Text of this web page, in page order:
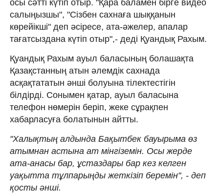
осы сәтті күтіп отыр. "Қара баламен бірге видео
салыңызшы", "Сізбен сахнаға шыққанын
көрейікші" деп әсіресе, ата-әжелер, апалар
тағатсыздана күтіп отыр",- деді Қуандық Рахым.
Қуандық Рахым ауыл баласының болашақта
Қазақстанның атын әлемдік сахнада
асқақтататын әнші болуына тілектестігін
білдірді. Сонымен қатар, ауыл баласына
телефон нөмерін беріп, жеке сұрақпен
хабарласуға болатынын айтты.
"Халықтың алдында Бақытбек бауырыма өз
атымнан астына ат мінгіземін. Осы жерде
ата-анасы бар, ұстаздары бар кез келген
уақытта тұлпарыңды жеткізіп беремін", - деп
қосты әнші.